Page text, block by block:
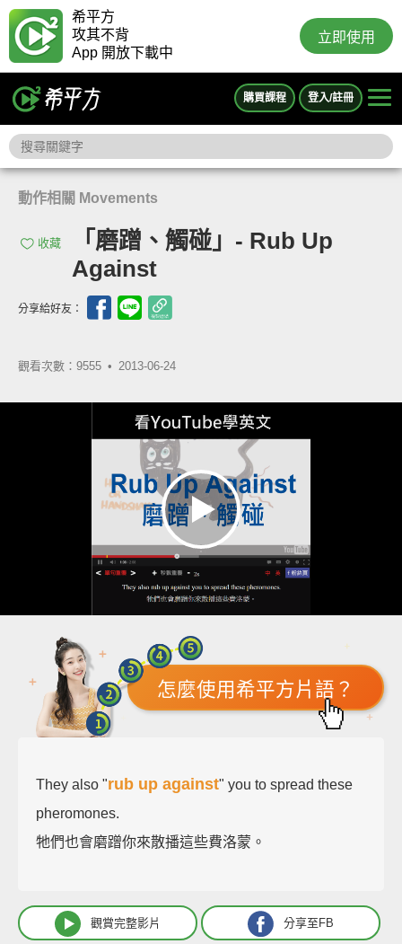
希平方
攻其不背
App 開放下載中
立即使用
購買課程 登入/註冊
動作相關 Movements
收藏
「磨蹭、觸碰」- Rub Up
Against
分享給好友：
觀看次數：9555 • 2013-06-24
怎麼使用希平方片語？
They also "rub up against" you to spread these
pheromones.
牠們也會磨蹭你來散播這些費洛蒙。
觀賞完整影片 分享至FB